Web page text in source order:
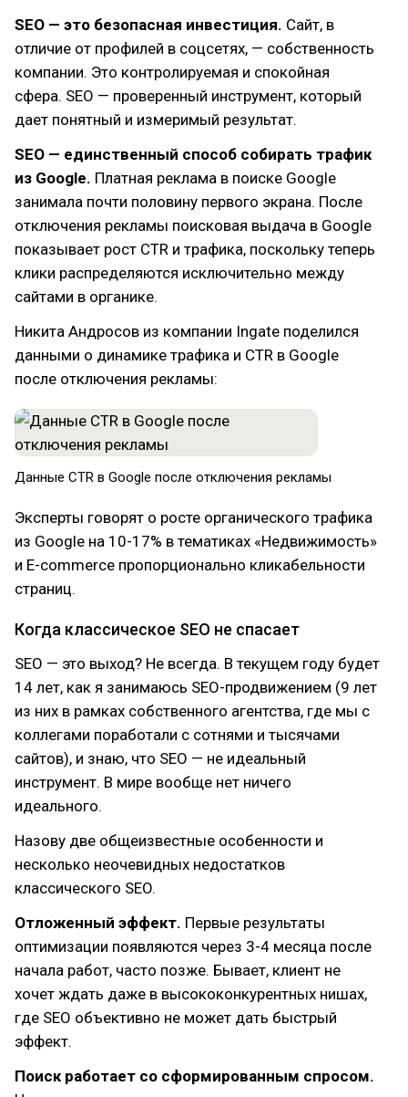
SEO — это безопасная инвестиция. Сайт, в
отличие от профилей в соцсетях, — собственность
компании. Это контролируемая и спокойная
сфера. SEO — проверенный инструмент, который
дает понятный и измеримый результат.
SEO — единственный способ собирать трафик
из Google. Платная реклама в поиске Google
занимала почти половину первого экрана. После
отключения рекламы поисковая выдача в Google
показывает рост CTR и трафика, поскольку теперь
клики распределяются исключительно между
сайтами в органике.
Никита Андросов из компании Ingate поделился
данными о динамике трафика и CTR в Google
после отключения рекламы:
Данные CTR в Google после отключения рекламы
Эксперты говорят о росте органического трафика
из Google на 10-17% в тематиках «Недвижимость»
и E-commerce пропорционально кликабельности
страниц.
Когда классическое SEO не спасает
SEO — это выход? Не всегда. В текущем году будет
14 лет, как я занимаюсь SEO-продвижением (9 лет
из них в рамках собственного агентства, где мы с
коллегами поработали с сотнями и тысячами
сайтов), и знаю, что SEO — не идеальный
инструмент. В мире вообще нет ничего
идеального.
Назову две общеизвестные особенности и
несколько неочевидных недостатков
классического SEO.
Отложенный эффект. Первые результаты
оптимизации появляются через 3-4 месяца после
начала работ, часто позже. Бывает, клиент не
хочет ждать даже в высококонкурентных нишах,
где SEO объективно не может дать быстрый
эффект.
Поиск работает со сформированным спросом.